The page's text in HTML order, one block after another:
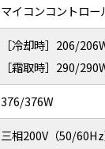
マイコンコントロー
［冷却時］206/
［霜取時］290/
376/376W
三相200V（50/60Hz